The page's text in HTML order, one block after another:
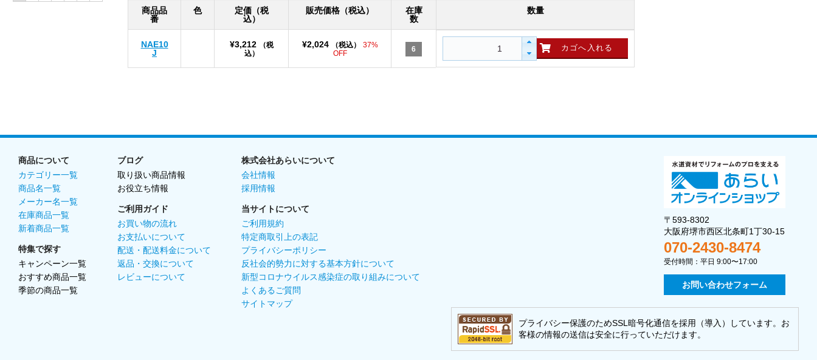
商品品
番
色
定価（税
込）
販売価格（税込）
在庫
数
数量
NAE10
J
¥3,212
（税
込）
¥2,024 （税込）
37%
OFF
6
商品について
カテゴリー一覧
商品名一覧
メーカー名一覧
在庫商品一覧
新着商品一覧
特集で探す
キャンペーン一覧
おすすめ商品一覧
季節の商品一覧
ブログ
取り扱い商品情報
お役立ち情報
ご利用ガイド
お買い物の流れ
お支払いについて
配送・配送料金について
返品・交換について
レビューについて
株式会社あらいについて
会社情報
採用情報
当サイトについて
ご利用規約
特定商取引上の表記
プライバシーポリシー
反社会的勢力に対する基本方針について
新型コロナウイルス感染症の取り組みについて
よくあるご質問
サイトマップ
〒593-8302
大阪府堺市西区北条町1丁30-15
070-2430-8474
受付時間：平日 9:00〜17:00
お問い合わせフォーム
プライバシー保護のためSSL暗号化通信を採用（導入）しています。お
客様の情報の送信は安全に行っていただけます。